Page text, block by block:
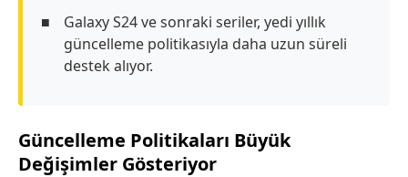
Galaxy S24 ve sonraki seriler, yedi yıllık
güncelleme politikasıyla daha uzun süreli
destek alıyor.
Güncelleme Politikaları Büyük
Değişimler Gösteriyor